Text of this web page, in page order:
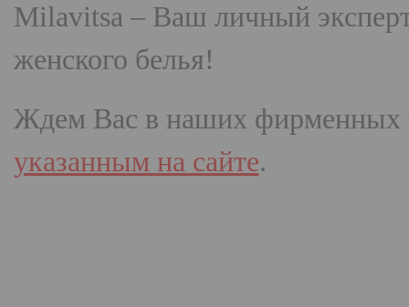
Milavitsa – Ваш личный
женского белья!
Ждем Вас в наших фирменных
указанным на сайте.